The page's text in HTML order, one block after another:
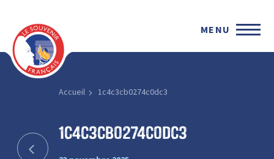
MENU
Accueil 1c4c3cb0274c0dc3
1c4c3cb0274c0dc3